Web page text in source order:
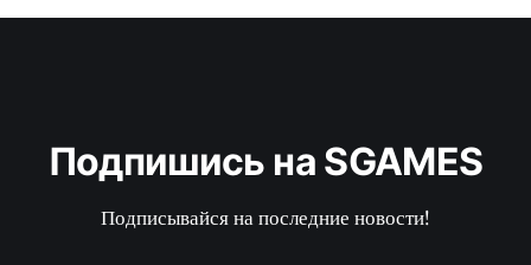
Подпишись на SGAMES
Подписывайся на последние новости!